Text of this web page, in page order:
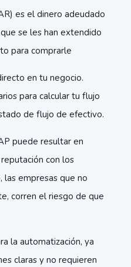
es el dinero adeudado
se les han extendido
para comprarle
en tu negocio.
para calcular tu flujo
de flujo de efectivo.
puede resultar en
con los
empresas que no
corren el riesgo de que
la automatización, ya
claras y no requieren